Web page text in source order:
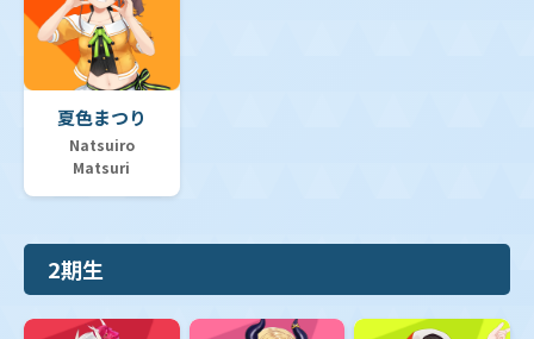
夏色まつり
Natsuiro
Matsuri
2期生